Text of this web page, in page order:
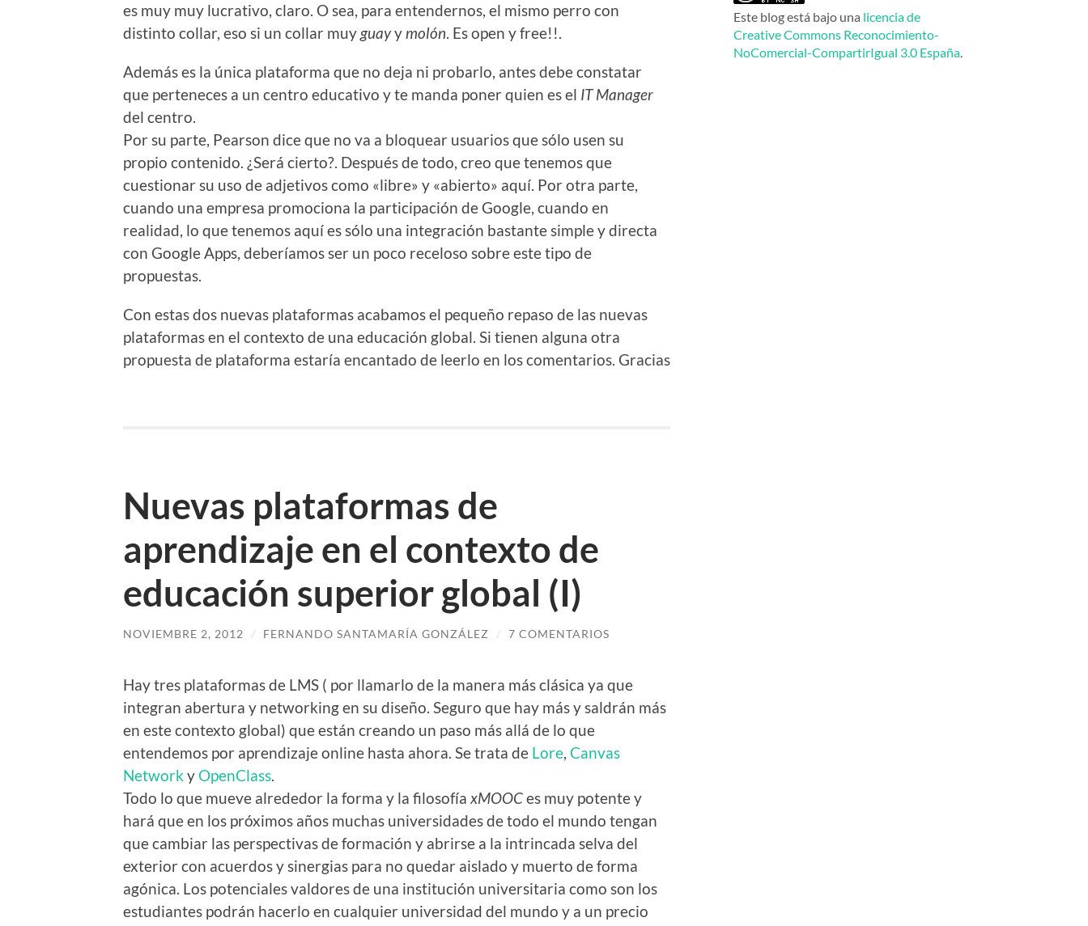
es muy muy lucrativo, claro. O sea, para entendernos, el mismo perro con
distinto collar, eso si un collar muyguayymolón. Es open y free!!.
Además es la única plataforma que no deja ni probarlo, antes debe constatar
que perteneces a un centro educativo y te manda poner quien es el IT Manager
del centro.
Por su parte, Pearson dice que no va a bloquear usuarios que sólo usen su
propio contenido. ¿Será cierto?. Después de todo, creo que tenemos que
cuestionar su uso de adjetivos como «libre» y «abierto» aquí. Por otra parte,
cuando una empresa promociona la participación de Google, cuando en
realidad, lo que tenemos aquí es sólo una integración bastante simple y directa
con Google Apps, deberíamos ser un poco receloso sobre este tipo de
propuestas.
Con estas dos nuevas plataformas acabamos el pequeño repaso de las nuevas
plataformas en el contexto de una educación global. Si tienen alguna otra
propuesta de plataforma estaría encantado de leerlo en los comentarios. Gracias
Nuevas plataformas de
aprendizaje en el contexto de
educación superior global (I)
NOVIEMBRE 2, 2012 / FERNANDO SANTAMARÍA GONZÁLEZ / 7 COMENTARIOS
Hay tres plataformas de LMS ( por llamarlo de la manera más clásica ya que
integran abertura y networking en su diseño. Seguro que hay más y saldrán más
en este contexto global) que están creando un paso más allá de lo que
entendemos por aprendizaje online hasta ahora. Se trata de Lore, Canvas
Network y OpenClass.
Todo lo que mueve alrededor la forma y la filosofía xMOOCes muy potente y
hará que en los próximos años muchas universidades de todo el mundo tengan
que cambiar las perspectivas de formación y abrirse a la intrincada selva del
exterior con acuerdos y sinergias para no quedar aislado y muerto de forma
agónica. Los potenciales valdores de una institución universitaria como son los
estudiantes podrán hacerlo en cualquier universidad del mundo y a un precio
Este blog está bajo una licencia de
Creative Commons Reconocimiento-
NoComercial-CompartirIgual 3.0 España.